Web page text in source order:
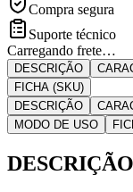
Compra segura
Suporte técnico
Carregando frete…
DESCRIÇÃO
FICHA (SKU)
DESCRIÇÃO
MODO DE USO
DESCRIÇÃO